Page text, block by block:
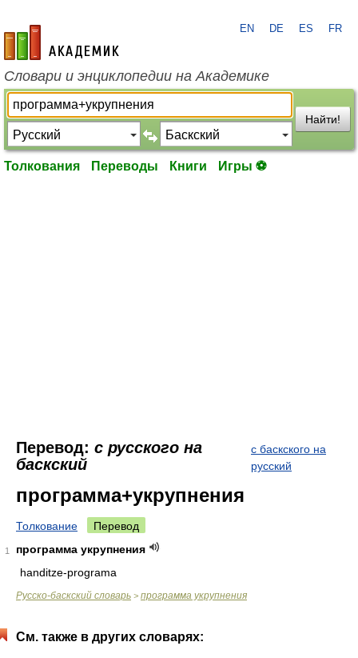
academic.ru
EN DE ES FR
Словари и энциклопедии на Академике
Найти!
Толкования Переводы Книги Игры ⚽
Перевод: с русского на
баскский
с баскского на
русский
программа+укрупнения
Толкование Перевод
1
программа укрупнения
handitze-programa
Русско-баскский словарь > программа укрупнения
См. также в других словарях: